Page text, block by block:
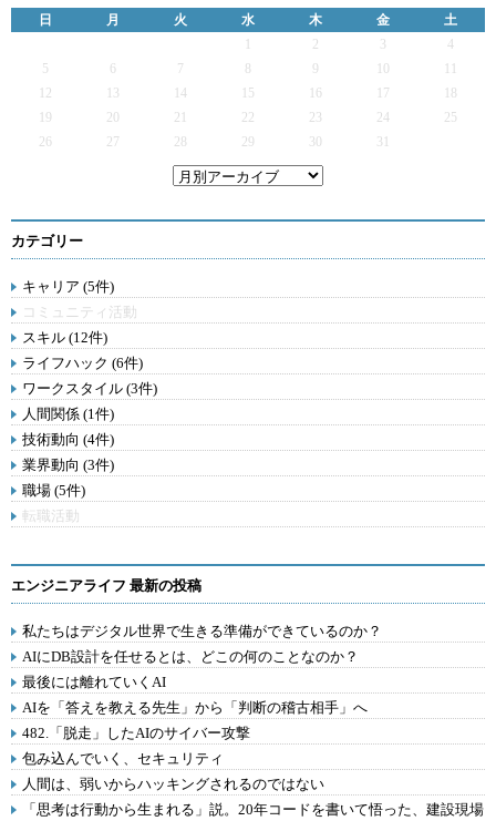
日 月 火 水 木 金
土
2 3
4
5
6 7 9
12
13 14 15 16 17
19
20 21 22 23 24
25
26
27 28 29 30 31
カテゴリー
キャリア (5件)
コミュニティ活動
スキル (12件)
ライフハック (6件)
ワークスタイル (3件)
人間関係 (1件)
技術動向 (4件)
業界動向 (3件)
職場 (5件)
転職活動
エンジニアライフ 最新の投稿
私たちはデジタル世界で生きる準備ができているのか？
AIにDB設計を任せるとは、どこの何のことなのか？
最後には離れていくAI
AIを「答えを教える先生」から「判断の稽古相手」へ
482.「脱走」したAIのサイバー攻撃
包み込んでいく、セキュリティ
人間は、弱いからハッキングされるのではない
「思考は行動から生まれる」説。20年コードを書いて悟った、建設現場